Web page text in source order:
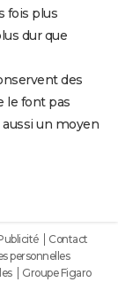
fois plus
dur que
des
le font pas
un moyen
Contact
personnelles
Groupe Figaro